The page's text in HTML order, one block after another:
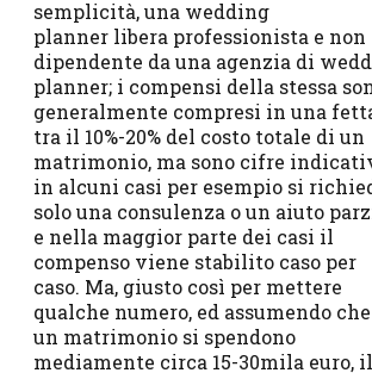
semplicità, una wedding
planner libera professionista e non
dipendente da una agenzia di
planner; i compensi della stessa
generalmente compresi in una
tra il 10%-20% del costo totale di un
matrimonio, ma sono cifre
in alcuni casi per esempio si
solo una consulenza o un aiuto
e nella maggior parte dei casi il
compenso viene stabilito caso per
caso. Ma, giusto così per mettere
qualche numero, ed assumendo
un matrimonio si spendono
mediamente circa 15-30mila euro, il